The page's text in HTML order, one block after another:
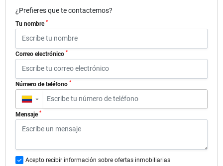
¿Prefieres que te contactemos?
Tu nombre *
Correo electrónico *
Número de teléfono *
▼
Mensaje *
Acepto recibir información sobre ofertas inmobiliarias